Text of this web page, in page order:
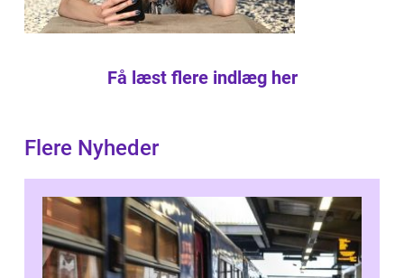
Få læst flere indlæg her
Flere Nyheder